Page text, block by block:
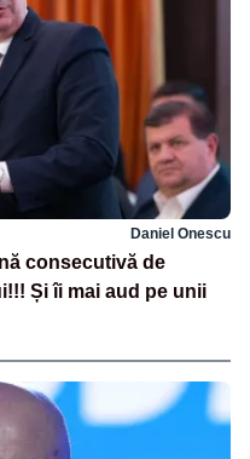
Daniel Onescu
consecutivă de
Și îi mai aud pe unii